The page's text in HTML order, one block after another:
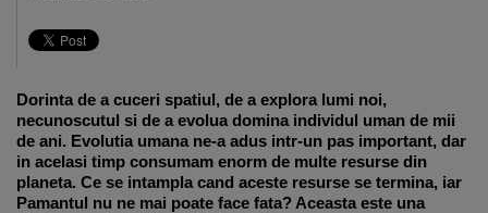
Dorinta de a cuceri spatiul, de a explora lumi noi,
necunoscutul si de a evolua domina individul uman de mii
de ani. Evolutia umana ne-a adus intr-un pas important, dar
in acelasi timp consumam enorm de multe resurse din
planeta. Ce se intampla cand aceste resurse se termina, iar
Pamantul nu ne mai poate face fata? Aceasta este una